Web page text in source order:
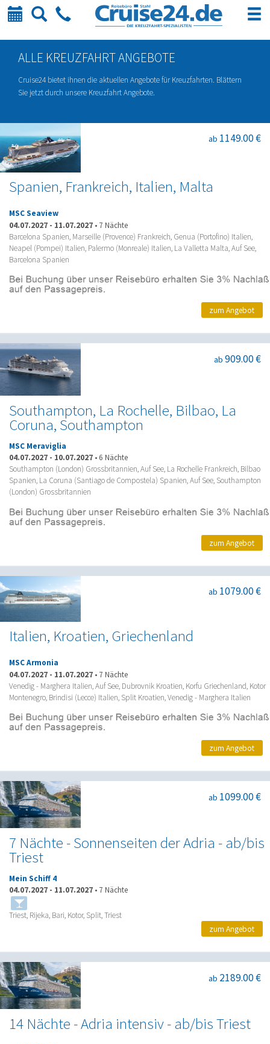
Kalender
SucheTelefon
ALLE KREUZFAHRT ANGEBOTE
Cruise24 bietet ihnen die aktuellen Angebote für Kreuzfahrten. Blättern
Sie jetzt durch unsere Kreuzfahrt Angebote.
Spanien, Frankreich, Italien, Malta
ab 1149.00 €
MSC Seaview
04.07.2027 - 11.07.2027 • 7 Nächte
Barcelona Spanien, Marseille (Provence) Frankreich, Genua (Portofino) Italien,
Neapel (Pompei) Italien, Palermo (Monreale) Italien, La Valletta Malta, Auf See,
Barcelona Spanien
zum Angebot
Southampton, La Rochelle, Bilbao, La
Coruna, Southampton
ab 909.00 €
MSC Meraviglia
04.07.2027 - 10.07.2027 • 6 Nächte
Southampton (London) Grossbritannien, Auf See, La Rochelle Frankreich, Bilbao
Spanien, La Coruna (Santiago de Compostela) Spanien, Auf See, Southampton
(London) Grossbritannien
zum Angebot
Italien, Kroatien, Griechenland
ab 1079.00 €
MSC Armonia
04.07.2027 - 11.07.2027 • 7 Nächte
Venedig - Marghera Italien, Auf See, Dubrovnik Kroatien, Korfu Griechenland, Kotor
Montenegro, Brindisi (Lecce) Italien, Split Kroatien, Venedig - Marghera Italien
zum Angebot
7 Nächte - Sonnenseiten der Adria - ab/bis
Triest
ab 1099.00 €
Mein Schiff 4
04.07.2027 - 11.07.2027 • 7 Nächte
Triest, Rijeka, Bari, Kotor, Split, Triest
zum Angebot
14 Nächte - Adria intensiv - ab/bis Triest
ab 2189.00 €